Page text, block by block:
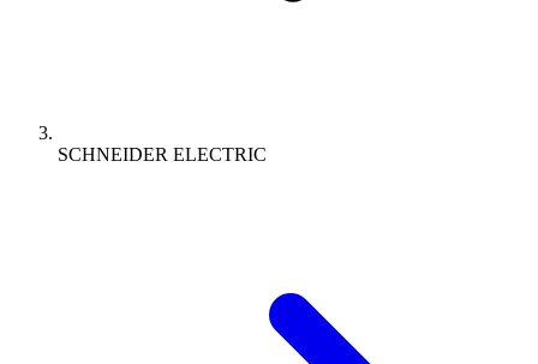
SCHNEIDER ELECTRIC